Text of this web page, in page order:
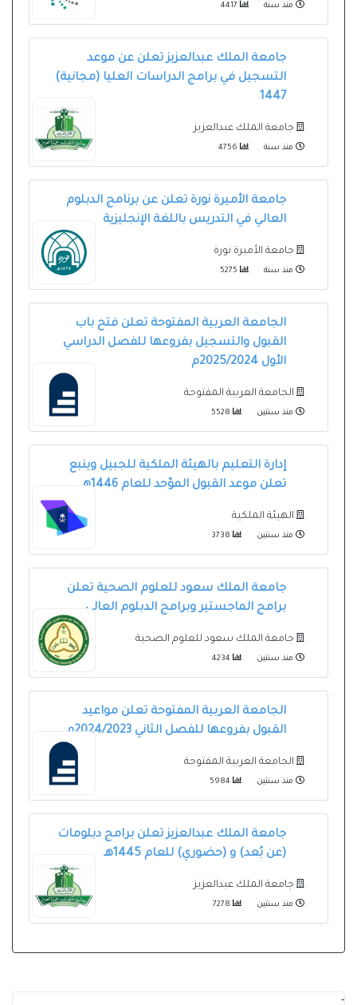
منذ سنة
جامعة الملك عبدالعزيز تعلن عن موعد
التسجيل في برامج الدراسات العليا (مجانية)
1447
جامعة الملك عبدالعزيز
منذ سنة
جامعة الأميرة نورة تعلن عن برنامج الدبلوم
العالي في التدريس باللغة الإنجليزية
جامعة الأميرة نورة
منذ سنة
الجامعة العربية المفتوحة تعلن فتح باب
القبول والتسجيل بفروعها للفصل الدراسي
الأول 2025/2024م
الجامعة العربية المفتوحة
منذ سنتين
إدارة التعليم بالهيئة الملكية للجبيل وينبع
تعلن موعد القبول الموّحد للعام 1446هـ
الهيئة الملكية
منذ سنتين
جامعة الملك سعود للعلوم الصحية تعلن
برامج الماجستير وبرامج الدبلوم العالي
جامعة الملك سعود للعلوم الصحية
منذ سنتين
الجامعة العربية المفتوحة تعلن مواعيد
القبول بفروعها للفصل الثاني 2024/2023م
الجامعة العربية المفتوحة
منذ سنتين
جامعة الملك عبدالعزيز تعلن برامج دبلومات
(عن بُعد) و (حضوري) للعام 1445هـ
جامعة الملك عبدالعزيز
منذ سنتين
-